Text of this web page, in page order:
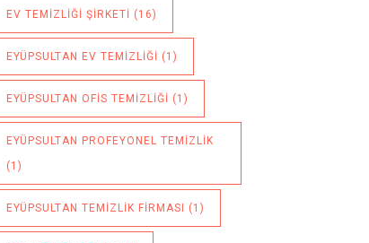
EV TEMIZLIĞI ŞIRKETI (16)
EYÜPSULTAN EV TEMIZLIĞI (1)
EYÜPSULTAN OFIS TEMIZLIĞI (1)
EYÜPSULTAN PROFEYONEL TEMIZLIK
(1)
EYÜPSULTAN TEMIZLIK FIRMASI (1)